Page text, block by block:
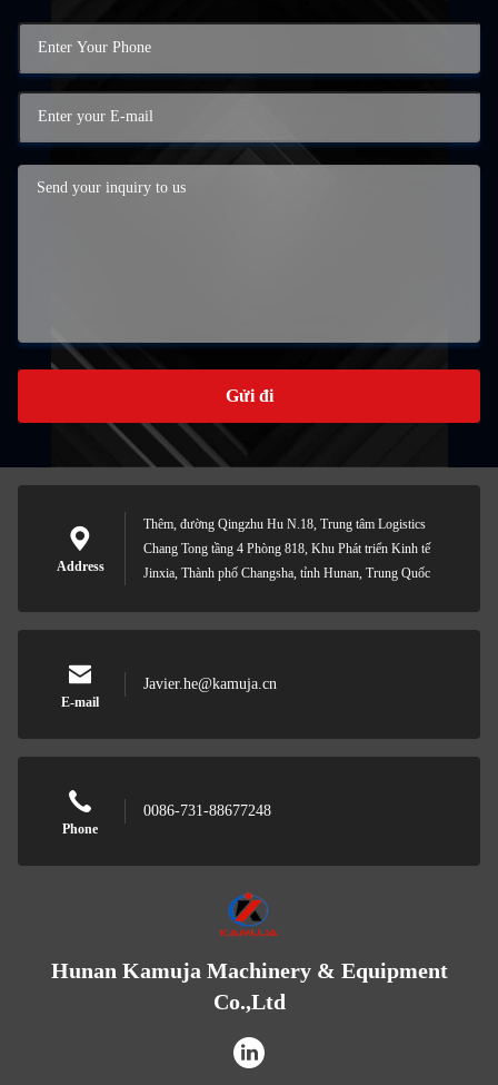
Gửi đi
Address
Thêm, đường Qingzhu Hu N.18, Trung tâm Logistics
Chang Tong tầng 4 Phòng 818, Khu Phát triển Kinh tế
Jinxia, Thành phố Changsha, tỉnh Hunan, Trung Quốc
E-mail
Javier.he@kamuja.cn
Phone
0086-731-88677248
Hunan Kamuja Machinery & Equipment
Co.,Ltd